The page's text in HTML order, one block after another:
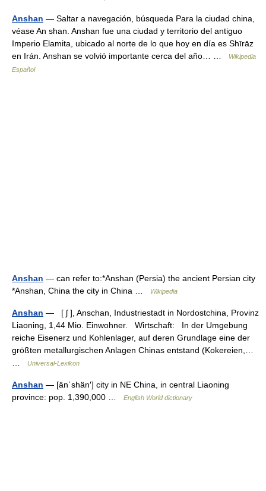
Anshan — Saltar a navegación, búsqueda Para la ciudad china,
véase An shan. Anshan fue una ciudad y territorio del antiguo
Imperio Elamita, ubicado al norte de lo que hoy en día es Shīrāz
en Irán. Anshan se volvió importante сerca del año… …
Wikipedia
Español
Anshan — can refer to:*Anshan (Persia) the ancient Persian city
*Anshan, China the city in China …
Wikipedia
Anshan — [ ʃ ], Anschan, Industriestadt in Nordostchina, Provinz
Liaoning, 1,44 Mio. Einwohner. Wirtschaft: In der Umgebung
reiche Eisenerz und Kohlenlager, auf deren Grundlage eine der
größten metallurgischen Anlagen Chinas entstand (Kokereien,…
Universal-Lexikon
Anshan — [än΄shän′] city in NE China, in central Liaoning
province: pop. 1,390,000 …
English World dictionary